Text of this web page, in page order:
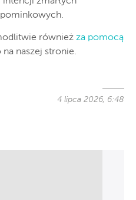
również za pomocą
naszej stronie.
4 lipca 2026, 6:48